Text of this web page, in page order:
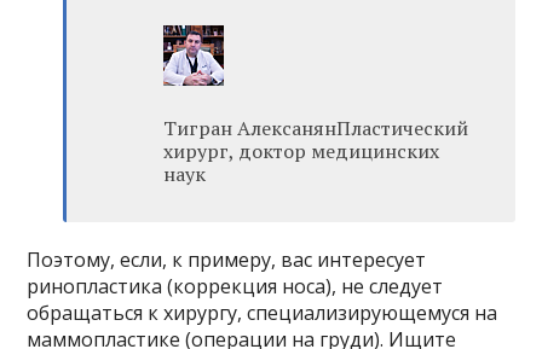
Тигран АлексанянПластический
хирург, доктор медицинских
наук
Поэтому, если, к примеру, вас интересует
ринопластика (коррекция носа), не следует
обращаться к хирургу, специализирующемуся на
маммопластике (операции на груди). Ищите